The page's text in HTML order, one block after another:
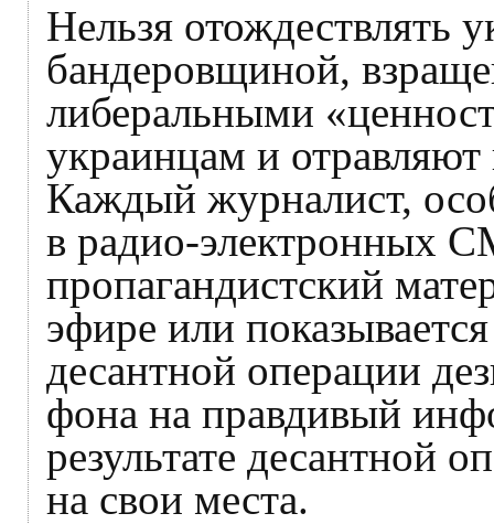
Нельзя отождествлять
бандеровщиной,
либеральными
украинцам и
Каждый журналист,
в радио-электронных
пропагандистский
эфире или
десантной операции
фона на правдивый
результате десантной
на свои места.